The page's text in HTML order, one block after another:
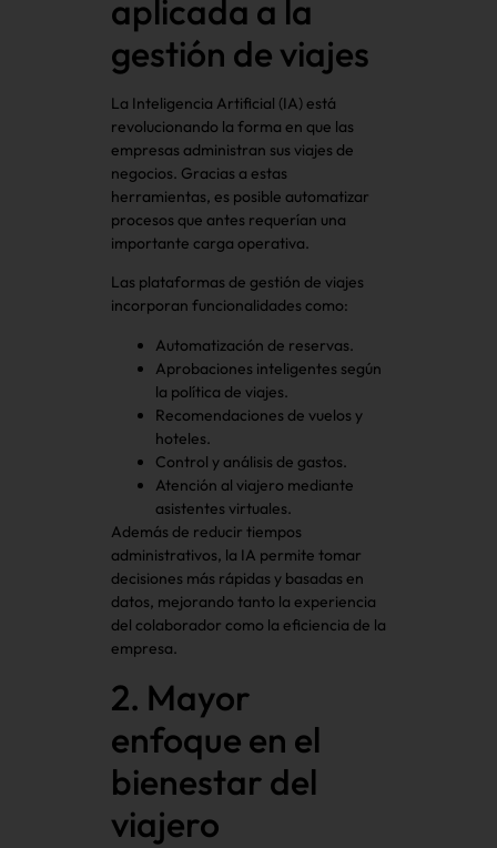
aplicada a la
gestión de viajes
La Inteligencia Artificial (IA) está
revolucionando la forma en que las
empresas administran sus viajes de
negocios. Gracias a estas
herramientas, es posible automatizar
procesos que antes requerían una
importante carga operativa.
Las plataformas de gestión de viajes
incorporan funcionalidades como:
Automatización de reservas.
Aprobaciones inteligentes según
la política de viajes.
Recomendaciones de vuelos y
hoteles.
Control y análisis de gastos.
Atención al viajero mediante
asistentes virtuales.
Además de reducir tiempos
administrativos, la IA permite tomar
decisiones más rápidas y basadas en
datos, mejorando tanto la experiencia
del colaborador como la eficiencia de la
empresa.
2. Mayor
enfoque en el
bienestar del
viajero